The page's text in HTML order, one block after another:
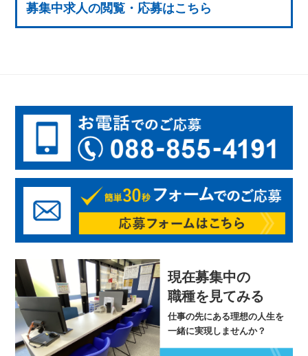
募集中求人の閲覧・応募はこちら
現在募集中の
職種を見てみる
仕事の先にある理想の人生を
一緒に実現しませんか？